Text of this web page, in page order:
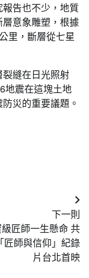
告也不少，地質
意象雕塑，根據
里，斷層從七星
縫在日光照射
地震在這塊土地
災的重要議題。
下一則
匠師一生懸命 共
師與信仰」紀錄
片台北首映